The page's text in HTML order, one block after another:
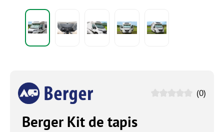
(0)
Berger Kit de tapis